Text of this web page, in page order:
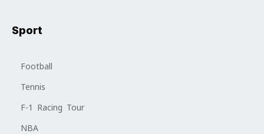
Sport
Football
Tennis
F-1 Racing Tour
NBA